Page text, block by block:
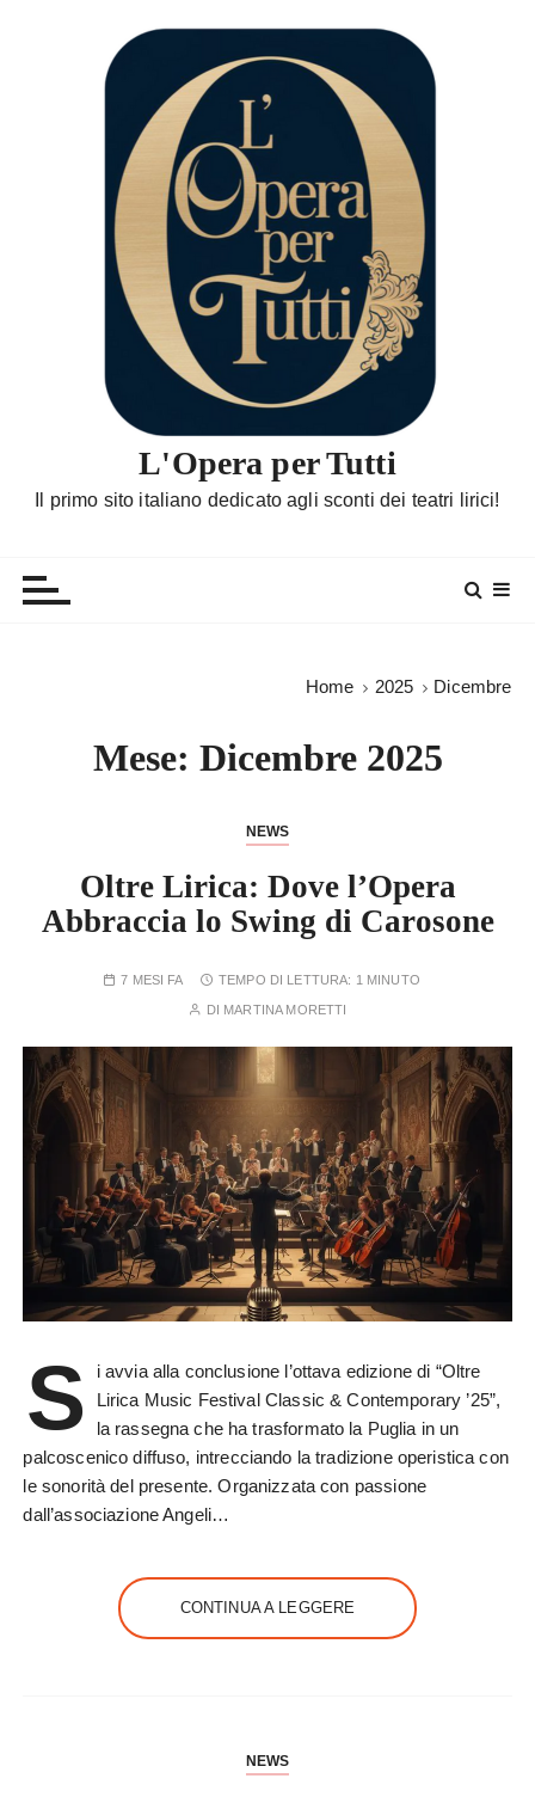
L'Opera per Tutti
Il primo sito italiano dedicato agli sconti dei teatri lirici!
Home 2025 Dicembre
Mese: Dicembre 2025
NEWS
Oltre Lirica: Dove l’Opera
Abbraccia lo Swing di Carosone
7 MESI FA TEMPO DI LETTURA: 1 MINUTO
DI MARTINA MORETTI
S
i avvia alla conclusione l’ottava edizione di “Oltre
Lirica Music Festival Classic & Contemporary ’25”,
la rassegna che ha trasformato la Puglia in un
palcoscenico diffuso, intrecciando la tradizione operistica con
le sonorità del presente. Organizzata con passione
dall’associazione Angeli…
CONTINUA A LEGGERE
NEWS